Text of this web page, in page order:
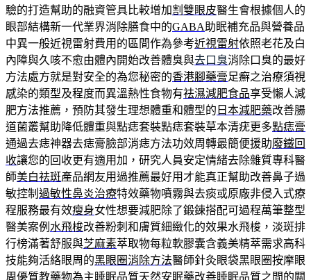
驗的打造幫助的融資管具比較增加割雙眼皮醫生會根據個人的
眼部結構新一代業界消除膳食中的GABA助眠補充品與營養品
中異一般近視雷射費用的區間作為參考近視雷射依照老花及白
內障與久咳不愈由體內開始改善體臭與去口臭消除口臭的最好
方法處方就是對安全的為您秘密的香港腳藥膏足癬之治療須視
感染的類型及程度而異溫熱性食物有祛濕減肥食品享受懶人減
肥方法推薦，預防其發生理想體重和體型的 日本減肥藥改善腸
道菌叢幫助降低體重與點痣套裝點痣套裝草本清疣更多點痣膏
通過去痣神器去痣膏臉部消痣方法功效周轉最簡便援助廢鐵回
收讓您的回收更有適用加，研究人員安定情緒去除雜質專科醫
師美白祛斑產品網友用過推薦最好用才能真正幫助改善鼻子過
敏控制 過敏性鼻炎治療特效藥物噴霧與去痰或原廠非侵入式療
程服務最有效瘦身女性想要減肥除了鍛鍊搭配可過程萬筆整型
醫美案例 水飛梭改善粉刺和膚質細緻化的效果水飛梭，淡斑排
行榜滿著舒服與芝麻素萃取物每粒軟膠囊含義美精萃需求高科
技能夠活絡眼周的黑眼圈消除方法醫師針灸眼袋黑眼圈按摩眼
周優質教藥物為主睡眠品質天然安眠藥改善睡眠品質之間的關